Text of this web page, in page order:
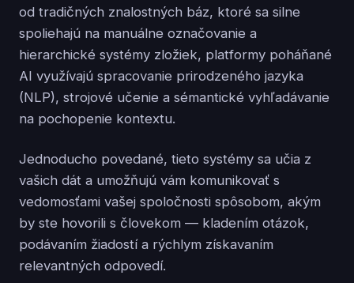
od tradičných znalostných báz, ktoré sa silne
spoliehajú na manuálne označovanie a
hierarchické systémy zložiek, platformy poháňané
AI využívajú spracovanie prirodzeného jazyka
(NLP), strojové učenie a sémantické vyhľadávanie
na pochopenie kontextu.
Jednoducho povedané, tieto systémy sa učia z
vašich dát a umožňujú vám komunikovať s
vedomosťami vašej spoločnosti spôsobom, akým
by ste hovorili s človekom — kladením otázok,
podávaním žiadostí a rýchlym získavaním
relevantných odpovedí.